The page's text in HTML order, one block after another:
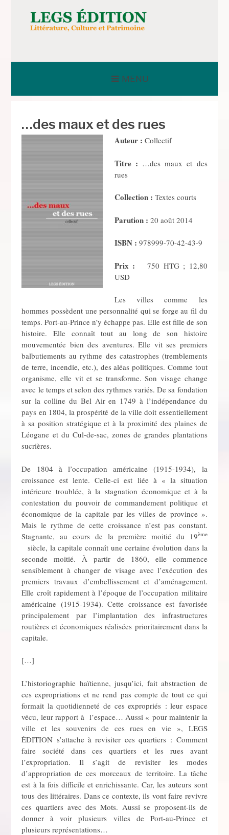
contenuLEGS ÉDITION
MENU
…des maux et des rues
Auteur : Collectif
Titre : …des maux et des
rues
Collection : Textes courts
Parution : 20 août 2014
ISBN : 978­999-70­-4­2-43-­9
Prix :750 HTG ; 12,80
USD
Les villes comme les
hommes possèdent une personnalité qui se forge au fil du
temps. Port-au-Prince n’y échappe pas. Elle est fille de son
histoire. Elle connaît tout au long de son histoire
mouvementée bien des aventures. Elle vit ses premiers
balbutiements au rythme des catastrophes (tremblements
de terre, incendie, etc.), des aléas politiques. Comme tout
organisme, elle vit et se transforme. Son visage change
avec le temps et selon des rythmes variés. De sa fondation
sur la colline du Bel Air en 1749 à l’indépendance du
pays en 1804, la prospérité de la ville doit essentiellement
à sa position stratégique et à la proximité des plaines de
Léogane et du Cul-de-sac, zones de grandes plantations
sucrières.
De 1804 à l’occupation américaine (1915-1934), la
croissance est lente. Celle-ci est liée à « la situation
intérieure troublée, à la stagnation économique et à la
contestation du pouvoir de commandement politique et
économique de la capitale par les villes de province ».
Mais le rythme de cette croissance n’est pas constant.
Stagnante, au cours de la première moitié du 19ème
siècle, la capitale connaît une certaine évolution dans la
seconde moitié. À partir de 1860, elle commence
sensiblement à changer de visage avec l’exécution des
premiers travaux d’embellissement et d’aménagement.
Elle croît rapidement à l’époque de l’occupation militaire
américaine (1915-1934). Cette croissance est favorisée
principalement par l’implantation des infrastructures
routières et économiques réalisées prioritairement dans la
capitale.
[…]
L’historiographie haïtienne, jusqu’ici, fait abstraction de
ces expropriations et ne rend pas compte de tout ce qui
formait la quotidienneté de ces expropriés : leur espace
vécu, leur rapport à l’espace… Aussi « pour maintenir la
ville et les souvenirs de ces rues en vie », LEGS
ÉDITION s’attache à revisiter ces quartiers : Comment
faire société dans ces quartiers et les rues avant
l’expropriation. Il s’agit de revisiter les modes
d’appropriation de ces morceaux de territoire. La tâche
est à la fois difficile et enrichissante. Car, les auteurs sont
tous des littéraires. Dans ce contexte, ils vont faire revivre
ces quartiers avec des Mots. Aussi se proposent-ils de
donner à voir plusieurs villes de Port-au-Prince et
plusieurs représentations…